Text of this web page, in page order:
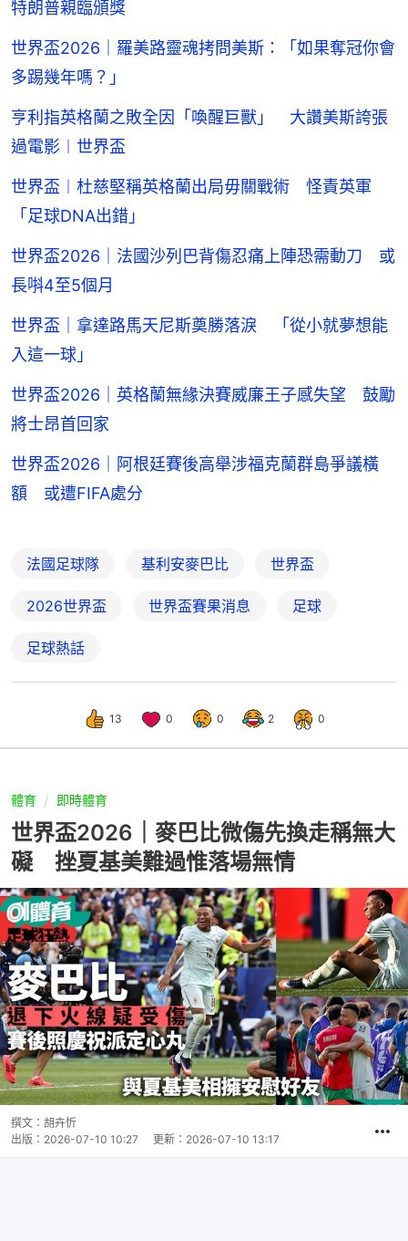
特朗普親臨頒獎
世界盃2026｜羅美路靈魂拷問美斯：「如果奪冠你會
多踢幾年嗎？」
亨利指英格蘭之敗全因「喚醒巨獸」 大讚美斯誇張
過電影︱世界盃
世界盃︱杜慈堅稱英格蘭出局毋關戰術 怪責英軍
「足球DNA出錯」
世界盃2026｜法國沙列巴背傷忍痛上陣恐需動刀 或
長唞4至5個月
世界盃｜拿達路馬天尼斯奠勝落淚 「從小就夢想能
入這一球」
世界盃2026｜英格蘭無緣決賽威廉王子感失望 鼓勵
將士昂首回家
世界盃2026｜阿根廷賽後高舉涉福克蘭群島爭議橫
額 或遭FIFA處分
法國足球隊 基利安麥巴比 世界盃
2026世界盃 世界盃賽果消息 足球
足球熱話
13 0 0 2 0
體育 即時體育
世界盃2026｜麥巴比微傷先換走稱無大
礙 挫夏基美難過惟落場無情
撰文： 胡卉忻
出版： 2026-07-10 10:27 更新： 2026-07-10 13:17